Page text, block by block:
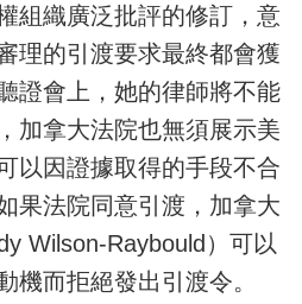
組織廣泛批評的修訂，意
理的引渡要求最終都會獲
證會上，她的律師將不能
加拿大法院也無須展示美
以因證據取得的手段不合
果法院同意引渡，加拿大
Wilson-Raybould）可以
機而拒絕發出引渡令。